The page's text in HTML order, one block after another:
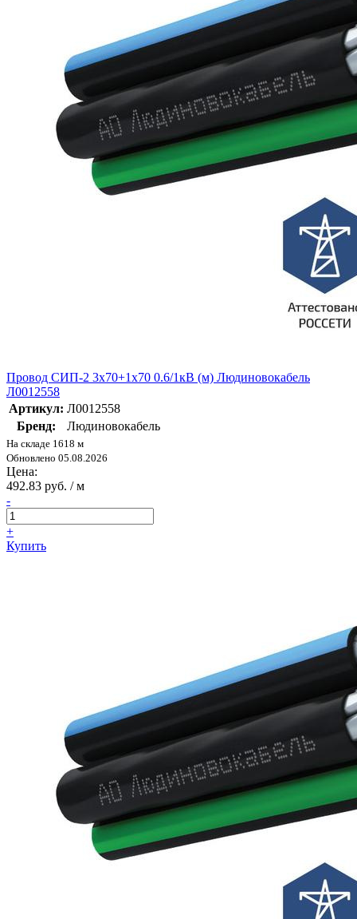
Провод СИП-2 3х70+1х70 0.6/1кВ (м) Людиновокабель
Л0012558
Артикул: Л0012558
Бренд:
Людиновокабель
На складе 1618 м
Обновлено 05.08.2026
Цена:
492.83 руб. / м
-
+
Купить